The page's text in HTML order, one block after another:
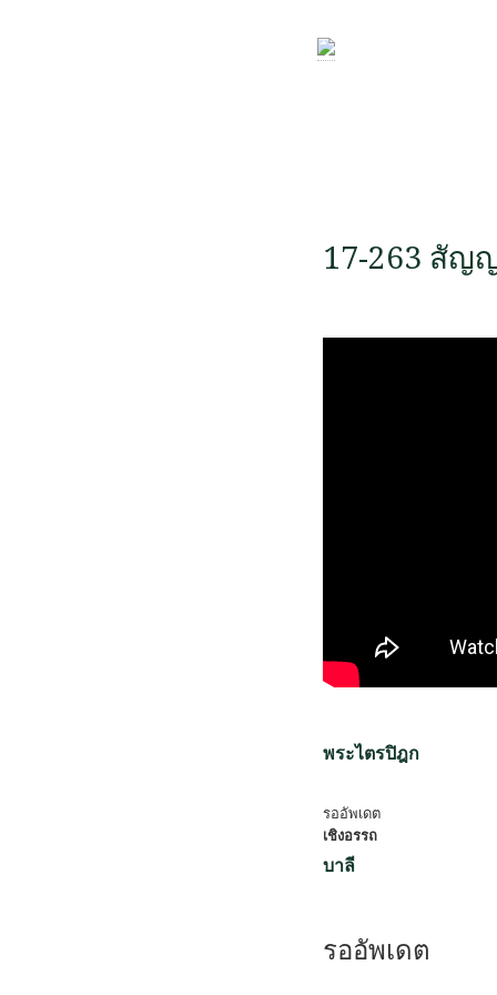
17-263 สัญ
พระไตรปิฎก
รออัพเดต
เชิงอรรถ
บาลี
รออัพเดต